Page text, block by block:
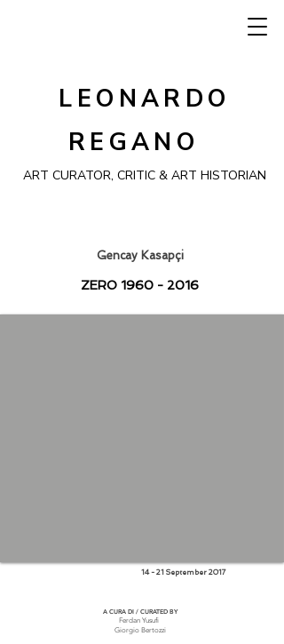
LEONARDO
REGANO
ART CURATOR, CRITIC & ART HISTORIAN
Gencay Kasapçi
ZERO 1960 - 2016
14 - 21 September 2017
A CURA DI / CURATED BY
Ferdan Yusufi
Giorgio Bertozzi